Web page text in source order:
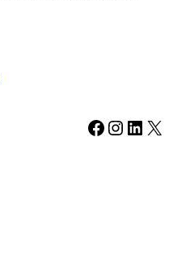
Facebook Instagram LinkedIn X